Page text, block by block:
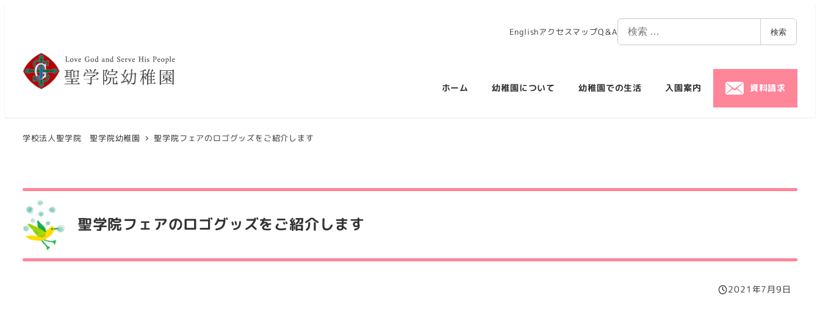
検索
EnglishアクセスマップQ＆A
ホーム 幼稚園について 幼稚園での生活 入園案内 資料請求
学校法人聖学院 聖学院幼稚園 聖学院フェアのロゴグッズをご紹介します
聖学院フェアのロゴグッズをご紹介します
投稿日
2021年7月9日